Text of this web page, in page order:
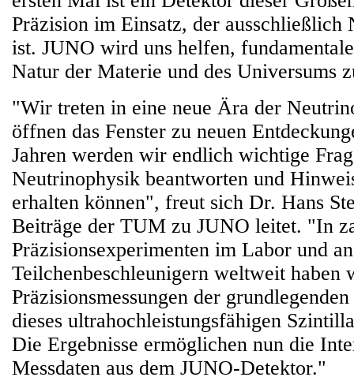
Präzision im Einsatz, der ausschließlich
ist. JUNO wird uns helfen,
Natur der Materie und des Universums
"Wir treten in eine neue Ära der
öffnen das Fenster zu neuen
Jahren werden wir endlich wichtige
Neutrinophysik beantworten und
erhalten können", freut sich Dr. Hans
Beiträge der TUM zu JUNO leitet. "In
Präzisionsexperimenten im Labor und an
Teilchenbeschleunigern weltweit haben
Präzisionsmessungen der
dieses ultrahochleistungsfähigen
Die Ergebnisse ermöglichen nun die
Messdaten aus dem JUNO-Detektor."